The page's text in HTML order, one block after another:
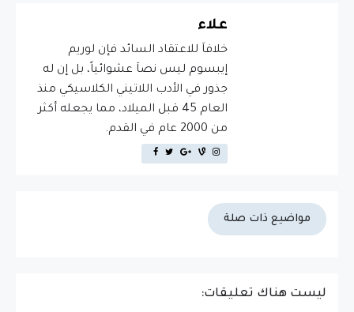
علاء
خلافاَ للاعتقاد السائد فإن لوريم
إيبسوم ليس نصاَ عشوائياً، بل إن له
جذور في الأدب اللاتيني الكلاسيكي منذ
العام 45 قبل الميلاد، مما يجعله أكثر
من 2000 عام في القدم.
مواضيع ذات صلة
ليست هناك تعليقات: